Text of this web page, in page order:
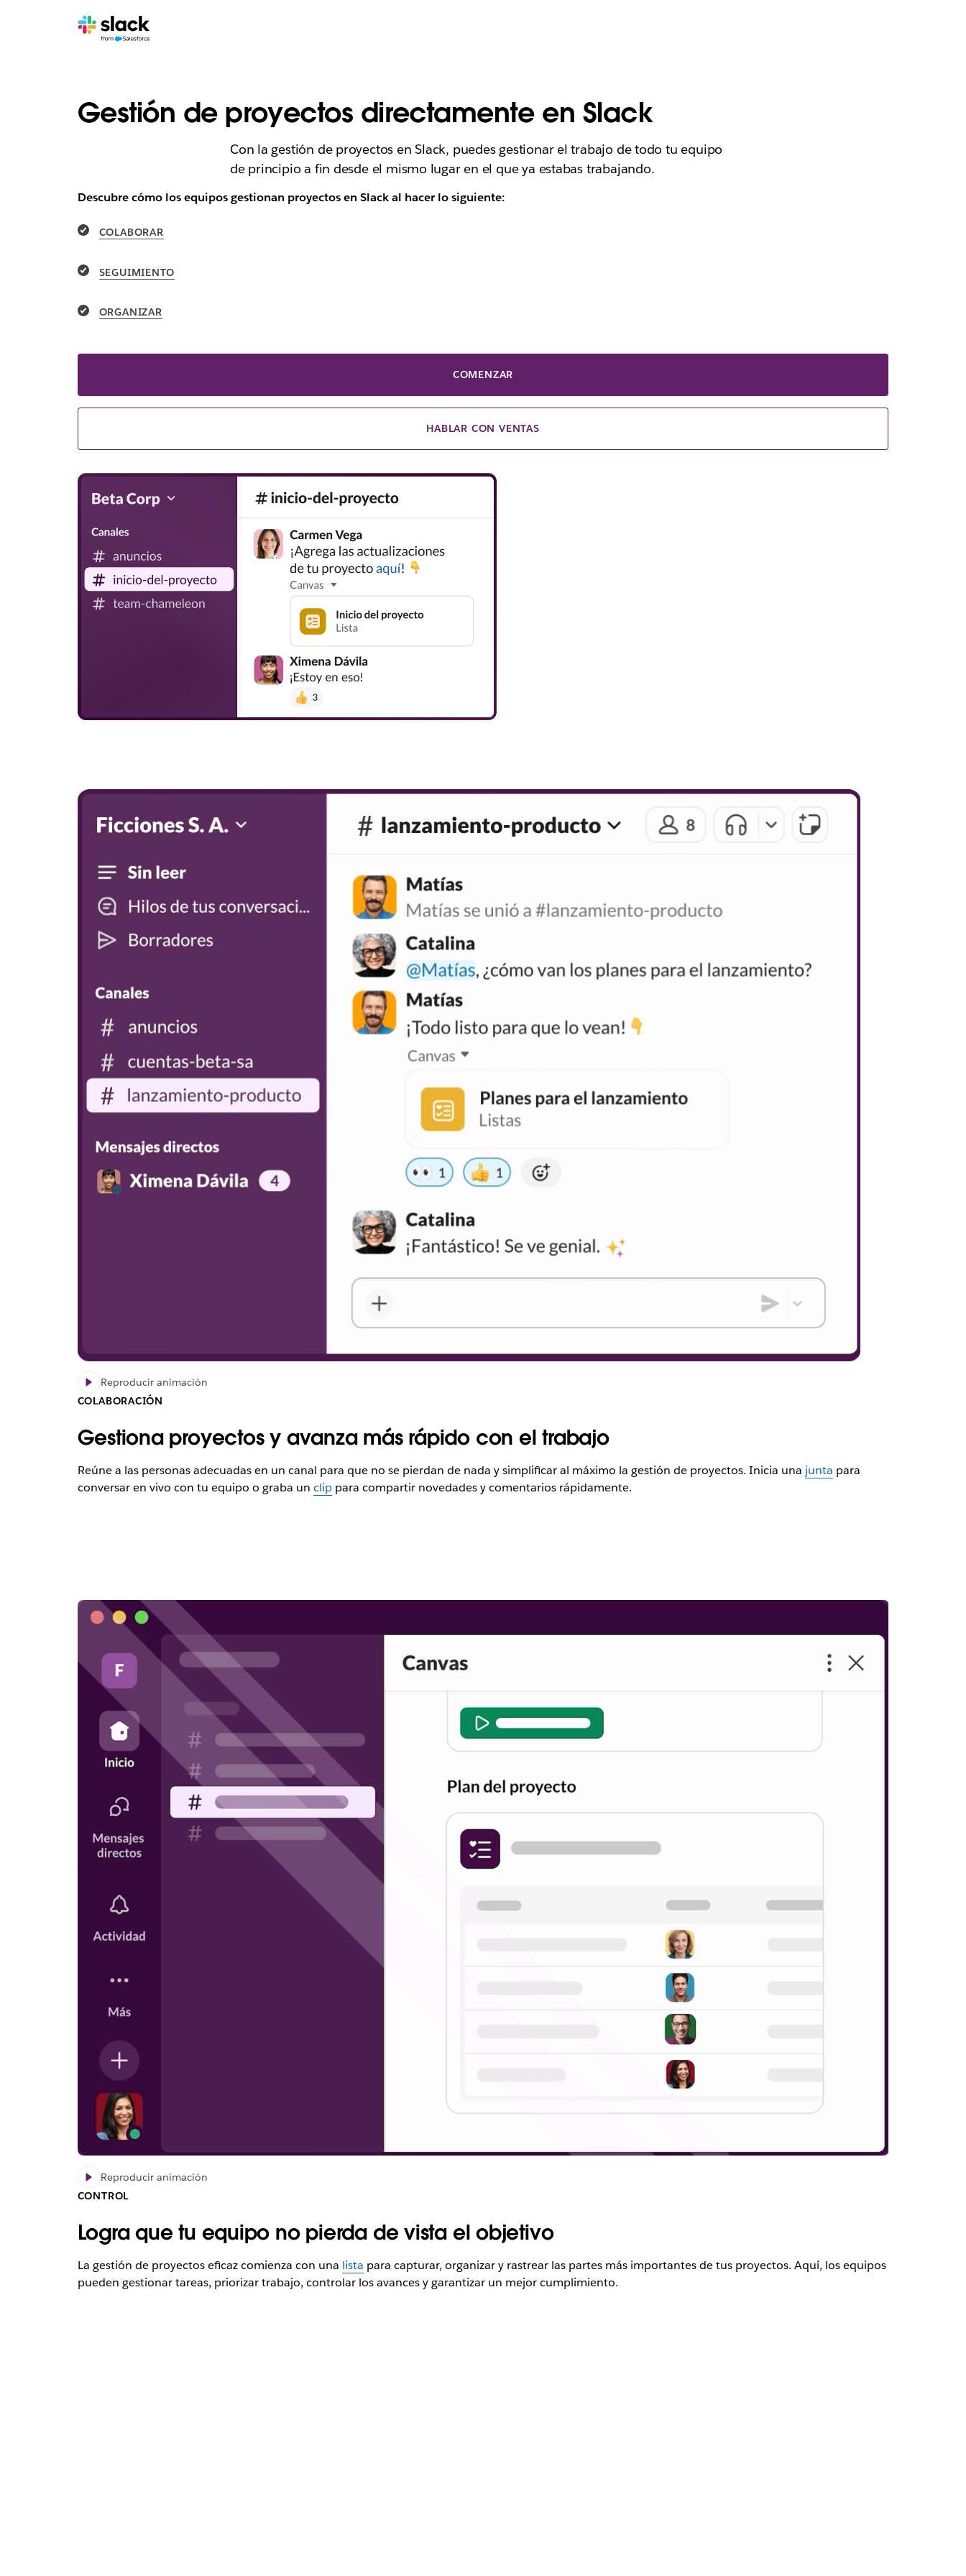
Gestión de proyectos directamente en Slack
Con la gestión de proyectos en Slack, puedes gestionar el trabajo de todo tu equipo
de principio a fin desde el mismo lugar en el que ya estabas trabajando.
Descubre cómo los equipos gestionan proyectos en Slack al hacer lo siguiente:
COLABORAR
SEGUIMIENTO
ORGANIZAR
COMENZAR
HABLAR CON VENTAS
Reproducir animación
COLABORACIÓN
Gestiona proyectos y avanza más rápido con el trabajo
Reúne a las personas adecuadas en un canal para que no se pierdan de nada y simplificar al máximo la gestión de proyectos. Inicia una junta para
conversar en vivo con tu equipo o graba un clippara compartir novedades y comentarios rápidamente.
Reproducir animación
CONTROL
Logra que tu equipo no pierda de vista el objetivo
La gestión de proyectos eficaz comienza con una lista para capturar, organizar y rastrear las partes más importantes de tus proyectos. Aquí, los equipos
pueden gestionar tareas, priorizar trabajo, controlar los avances y garantizar un mejor cumplimiento.